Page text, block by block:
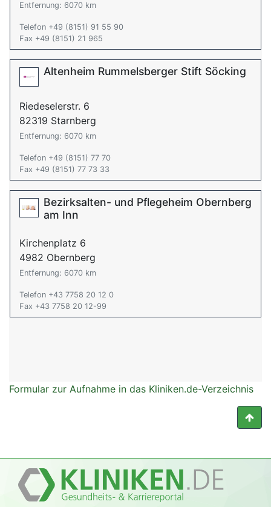
Entfernung: 6070 km
Telefon +49 (8151) 91 55 90
Fax +49 (8151) 21 965
Altenheim Rummelsberger Stift Söcking
Riedeselerstr. 6
82319 Starnberg
Entfernung: 6070 km
Telefon +49 (8151) 77 70
Fax +49 (8151) 77 73 33
Bezirksalten- und Pflegeheim Obernberg
am Inn
Kirchenplatz 6
4982 Obernberg
Entfernung: 6070 km
Telefon +43 7758 20 12 0
Fax +43 7758 20 12-99
Formular zur Aufnahme in das Kliniken.de-Verzeichnis